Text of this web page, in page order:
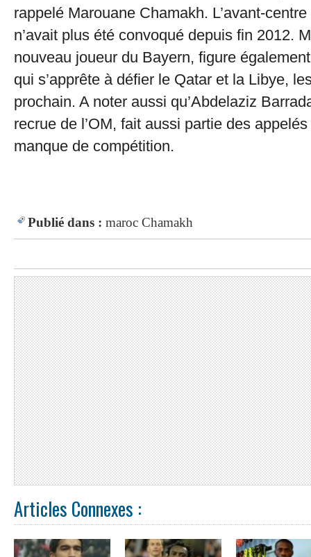
rappelé Marouane Chamakh. L’avant-
n’avait plus été convoqué depuis fin 2012.
nouveau joueur du Bayern, figure
qui s’apprête à défier le Qatar et la Libye,
prochain. A noter aussi qu’Abdelaziz
recrue de l’OM, fait aussi partie des
manque de compétition.
Publié dans : maroc Chamakh
Articles Connexes :